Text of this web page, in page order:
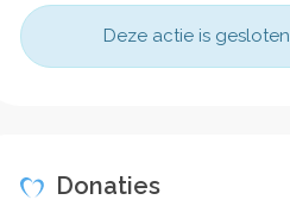
Deze actie is gesloten
Donaties